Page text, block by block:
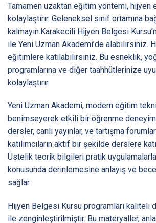
Tamamen uzaktan eğitim yöntemi, hijyen
kolaylaştırır. Geleneksel sınıf ortamına
kalmayın.Karakecili Hijyen Belgesi
ile Yeni Uzman Akademi’de alabilirsiniz.
eğitimlere katılabilirsiniz. Bu esneklik,
programlarına ve diğer taahhütlerinize
kolaylaştırır.
Yeni Uzman Akademi, modern eğitim
benimseyerek etkili bir öğrenme
dersler, canlı yayınlar, ve tartışma
katılımcıların aktif bir şekilde derslere
Üstelik teorik bilgileri pratik
konusunda derinlemesine anlayış ve
sağlar.
Hijyen Belgesi Kursu programları kaliteli
ile zenginleştirilmiştir. Bu materyaller,